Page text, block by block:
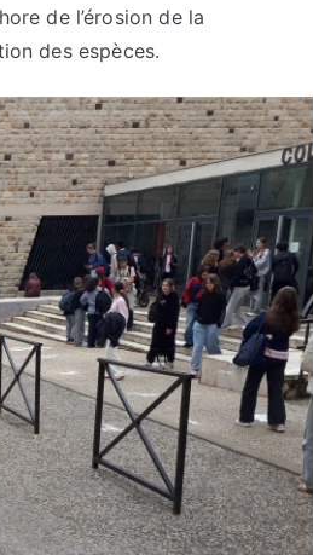
de l’érosion de la
des espèces.